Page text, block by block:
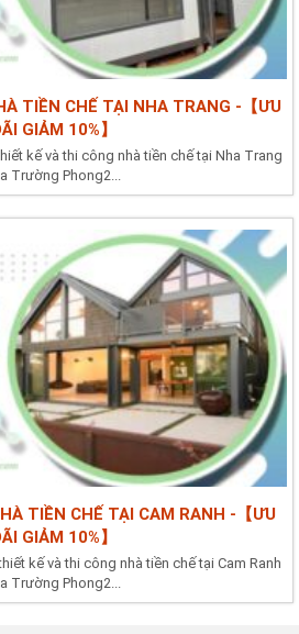
TIỀN CHẾ TẠI NHA TRANG -【ƯU
GIẢM 10%】
kế và thi công nhà tiền chế tại Nha Trang
Trường Phong2...
TIỀN CHẾ TẠI CAM RANH -【ƯU
GIẢM 10%】
kế và thi công nhà tiền chế tại Cam Ranh
Trường Phong2...